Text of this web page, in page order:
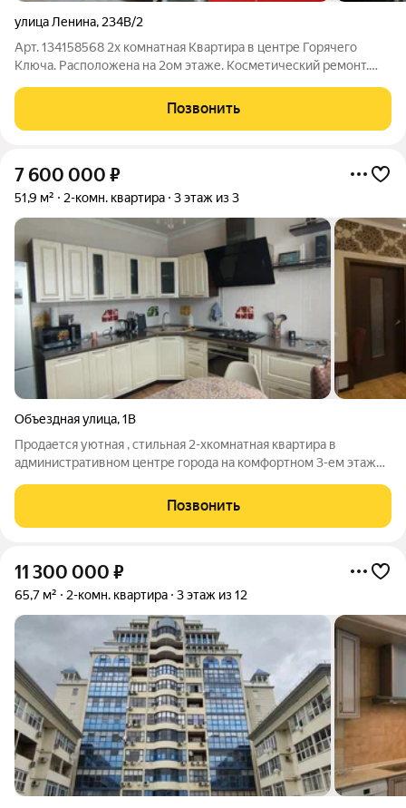
улица Ленина, 234В/2
Арт. 134158568 2х комнатная Квартира в центре Горячего
Ключа. Расположена на 2ом этаже. Косметический ремонт.
инфраструктура в шаговой доступности.
Позвонить
7 600 000 ₽
51,9 м² 2-комн. квартира 3 этаж из 3
Объездная улица,1В
Продается уютная , стильная 2-хкомнатная квартира в
административном центре города на комфортном 3-ем этаже
30.8 кв.м Площадь кухни - 10.6 кв.м Санузел совмещенный,
площадью 6.0 кв.м Площадь
Позвонить
11 300 000 ₽
65,7 м² 2-комн. квартира 3 этаж из 12